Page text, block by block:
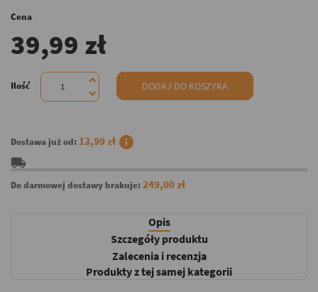
Cena
39,99 zł
Ilość DODAJ DO KOSZYKA
Dostawa już od: 13,99 zł info
local_shipping
Do darmowej dostawy brakuje:249,00 zł
Opis
Szczegóły produktu
Zalecenia i recenzja
Produkty z tej samej kategorii